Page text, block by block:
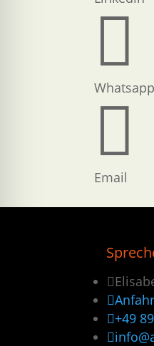

Whatsapp

Email


+49
